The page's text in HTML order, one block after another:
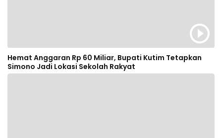
Hemat Anggaran Rp 60 Miliar, Bupati Kutim Tetapkan
Simono Jadi Lokasi Sekolah Rakyat